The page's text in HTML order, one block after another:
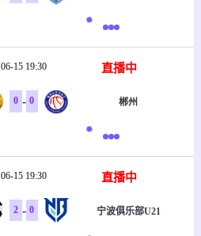
06-15 19:30 直播中
0 - 0 郴州
06-15 19:30 直播中
2 - 0 宁波俱乐部U21